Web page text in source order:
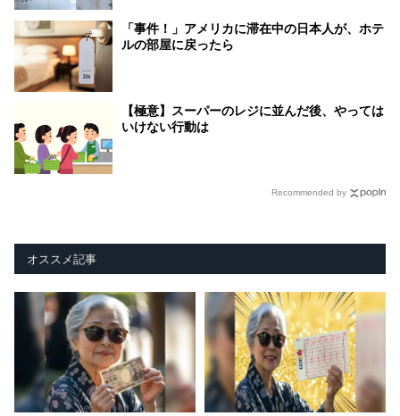
「事件！」アメリカに滞在中の日本人が、ホテ
ルの部屋に戻ったら
【極意】スーパーのレジに並んだ後、やっては
いけない行動は
Recommended by
オススメ記事